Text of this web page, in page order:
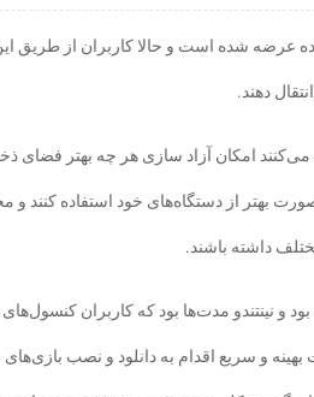
سوئیچ به تازگی آماده عرضه شده است و حالا کاربران از طریق
دهند.
می‌کنند امکان آزاد سازی هر چه بهتر فضای
بهتر از دستگاه‌های خود استفاده کنند و
داشته باشند.
و نینتندو مدت‌ها بود که کاربران کنسول‌های
بهینه و سریع اقدام به دانلود و نصب